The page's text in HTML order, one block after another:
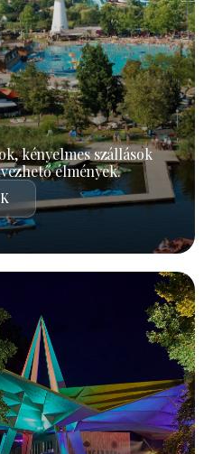
kényelmes szállások
élmények.